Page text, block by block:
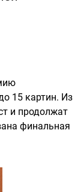
15 картин. Из
и продолжат
финальная